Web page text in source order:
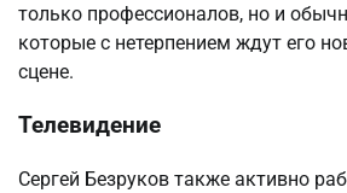
только профессионалов, но и
которые с нетерпением ждут его
сцене.
Телевидение
Сергей Безруков также активно